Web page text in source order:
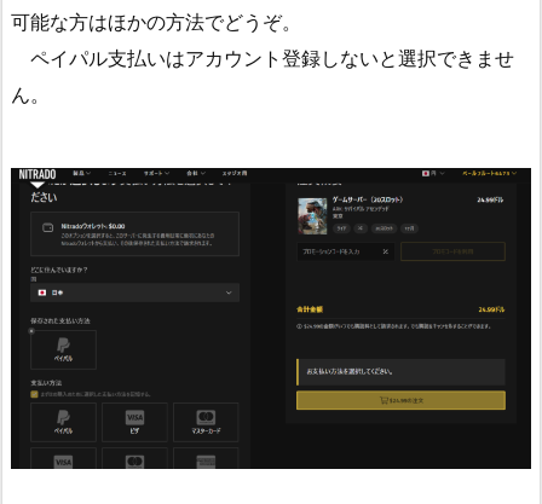
可能な方はほかの方法でどうぞ。
ペイパル支払いはアカウント登録しないと選択できませ
ん。